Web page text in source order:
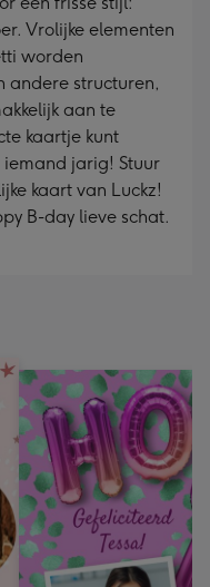
Vrolijke elementen
worden
andere structuren,
aan te
kaartje kunt
iemand jarig! Stuur
kaart van Luckz!
B-day lieve schat.